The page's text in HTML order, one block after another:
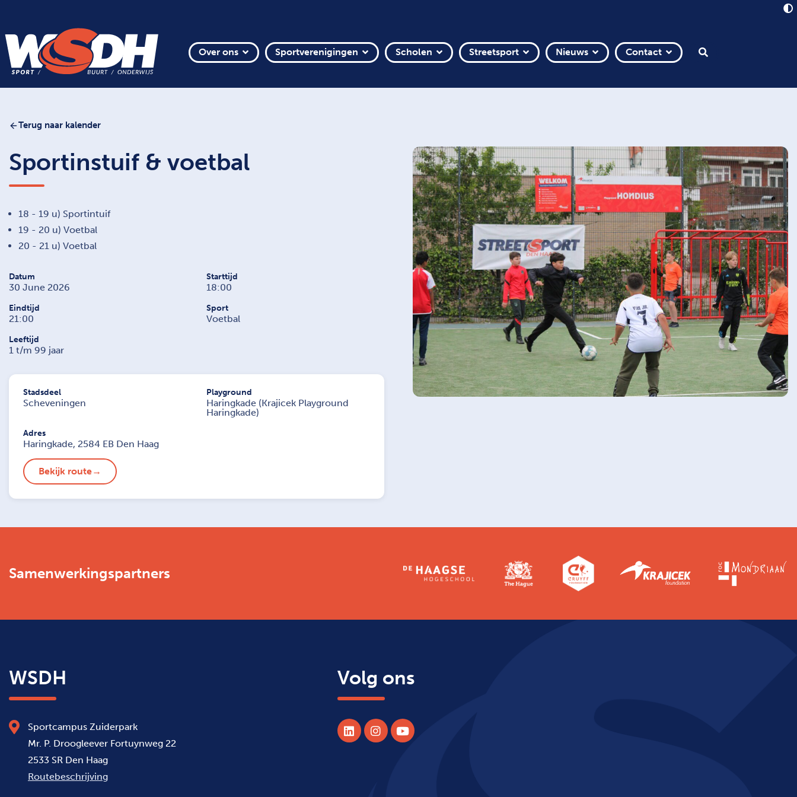
Over ons Sportverenigingen Scholen Streetsport Nieuws Contact
Terug naar kalender
Sportinstuif & voetbal
18 - 19 u) Sportintuif
19 - 20 u) Voetbal
20 - 21 u) Voetbal
Datum
30 June 2026
Starttijd
18:00
Eindtijd
21:00
Sport
Voetbal
Leeftijd
1 t/m 99 jaar
Stadsdeel
Scheveningen
Playground
Haringkade (Krajicek Playground
Haringkade)
Adres
Haringkade, 2584 EB Den Haag
Bekijk route
Samenwerkingspartners
WSDH
Sportcampus Zuiderpark
Mr. P. Droogleever Fortuynweg 22
2533 SR Den Haag
Routebeschrijving
Volg ons